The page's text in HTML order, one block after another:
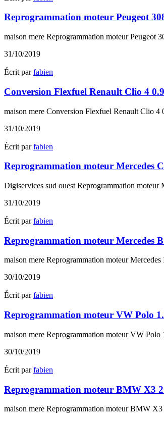
Reprogrammation moteur Peugeot
maison mere Reprogrammation moteur Peugeot
31/10/2019
Écrit parfabien
Conversion Flexfuel Renault Clio 4
maison mere Conversion Flexfuel Renault Clio 4
31/10/2019
Écrit parfabien
Reprogrammation moteur Mercedes
Digiservices sud ouest Reprogrammation
31/10/2019
Écrit parfabien
Reprogrammation moteur Mercedes
maison mere Reprogrammation moteur
30/10/2019
Écrit parfabien
Reprogrammation moteur VW Polo
maison mere Reprogrammation moteur VW
30/10/2019
Écrit parfabien
Reprogrammation moteur BMW X3
maison mere Reprogrammation moteur BMW